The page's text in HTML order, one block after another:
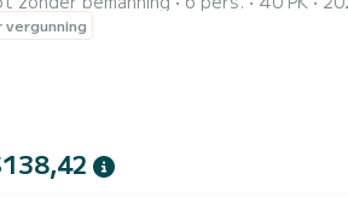
en assistentie.
vergunning